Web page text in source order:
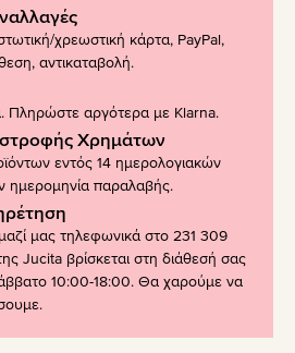
χρεωστική κάρτα, PayPal,
αντικαταβολή.
Πληρώστε αργότερα με Klarna.
Χρημάτων
εντός 14 ημερολογιακών
ημερομηνία παραλαβής.
μας τηλεφωνικά στο 231 309
Jucita βρίσκεται στη διάθεσή σας
10:00-18:00. Θα χαρούμε να